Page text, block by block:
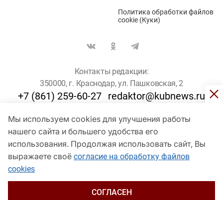
Мы используем cookies для улучшения работы
нашего сайта и большего удобства его
использования. Продолжая использовать сайт, Вы
выражаете своё согласие на обработку файлов
cookies
СОГЛАСЕН
Политика обработки файлов
cookie (Куки)
Контакты редакции:
350000, г. Краснодар, ул. Пашковская, 2
+7 (861) 259-60-27 redaktor@kubnews.ru
Для пользователей старше 16 лет
© Кубанские Новости, 2017
Сетевое издание «kubnews» зарегистрировано Федеральной
службой по надзору в сфере связи, информационных технологий
и массовых коммуникаций (Роскомнадзор). Регистрационный
Пашковская, 2). Главный редактор – Филиппов О. Ю.